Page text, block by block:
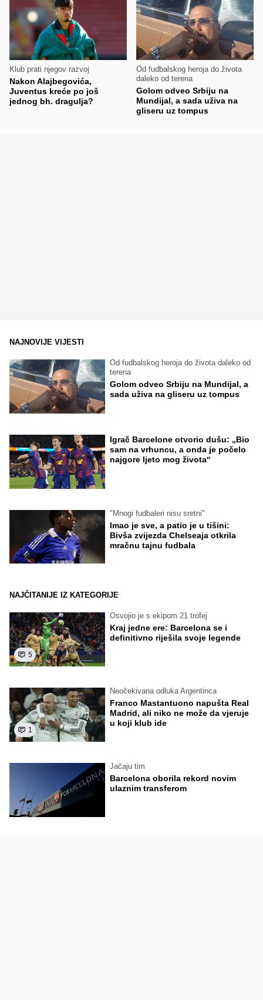
Klub prati njegov razvoj
Nakon Alajbegovića,
Juventus kreće po još
jednog bh. dragulja?
Od fudbalskog heroja do života
daleko od terena
Golom odveo Srbiju na
Mundijal, a sada uživa na
gliseru uz tompus
NAJNOVIJE VIJESTI
Od fudbalskog heroja do života daleko od
terena
Golom odveo Srbiju na Mundijal, a
sada uživa na gliseru uz tompus
Igrač Barcelone otvorio dušu: „Bio
sam na vrhuncu, a onda je počelo
najgore ljeto mog života“
"Mnogi fudbaleri nisu sretni"
Imao je sve, a patio je u tišini:
Bivša zvijezda Chelseaja otkrila
mračnu tajnu fudbala
NAJČITANIJE IZ KATEGORIJE
5
Osvojio je s ekipom 21 trofej
Kraj jedne ere: Barcelona se i
definitivno riješila svoje legende
1
Neočekivana odluka Argentinca
Franco Mastantuono napušta Real
Madrid, ali niko ne može da vjeruje
u koji klub ide
Jačaju tim
Barcelona oborila rekord novim
ulaznim transferom